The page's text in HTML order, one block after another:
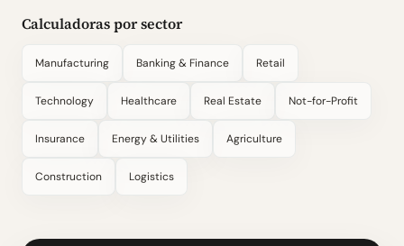
Calculadoras por sector
Manufacturing Banking & Finance Retail
Technology Healthcare Real Estate Not-for-Profit
Insurance Energy & Utilities Agriculture
Construction Logistics